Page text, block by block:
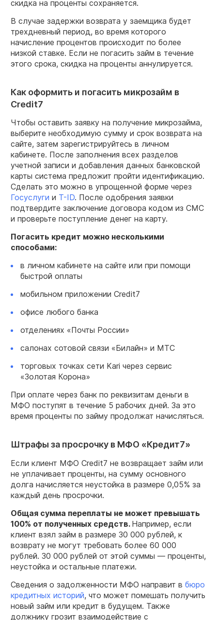
скидка на проценты сохраняется.
В случае задержки возврата у заемщика будет
трехдневный период, во время которого
начисление процентов происходит по более
низкой ставке. Если не погасить займ в течение
этого срока, скидка на проценты аннулируется.
Как оформить и погасить микрозайм в
Credit7
Чтобы оставить заявку на получение микрозайма,
выберите необходимую сумму и срок возврата на
сайте, затем зарегистрируйтесь в личном
кабинете. После заполнения всех разделов
учетной записи и добавления данных банковской
карты система предложит пройти идентификацию.
Сделать это можно в упрощенной форме через
Госуслуги и T-ID. После одобрения заявки
подтвердите заключение договора кодом из СМС
и проверьте поступление денег на карту.
Погасить кредит можно несколькими
способами:
в личном кабинете на сайте или при помощи
быстрой оплаты
мобильном приложении Credit7
офисе любого банка
отделениях «Почты России»
салонах сотовой связи «Билайн» и МТС
торговых точках сети Kari через сервис
«Золотая Корона»
При оплате через банк по реквизитам деньги в
МФО поступят в течение 5 рабочих дней. За это
время проценты по займу продолжат начисляться.
Штрафы за просрочку в МФО «Кредит7»
Если клиент МФО Credit7 не возвращает займ или
не уплачивает проценты, на сумму основного
долга начисляется неустойка в размере 0,05% за
каждый день просрочки.
Общая сумма переплаты не может превышать
100% от полученных средств. Например, если
клиент взял займ в размере 30 000 рублей, к
возврату не могут требовать более 60 000
рублей. 30 000 рублей от этой суммы — проценты,
неустойка и остальные платежи.
Сведения о задолженности МФО направит в бюро
кредитных историй, что может помешать получить
новый займ или кредит в будущем. Также
должнику грозит взаимодействие с